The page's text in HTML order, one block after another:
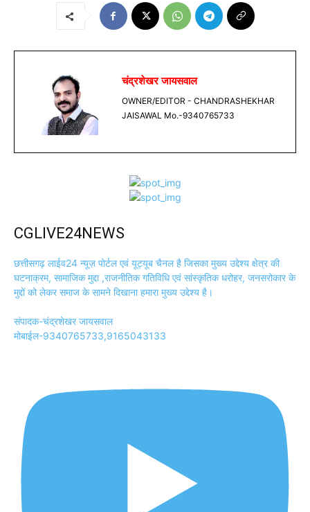
चंद्रशेखर जायसवाल
OWNER/EDITOR - CHANDRASHEKHAR
JAISAWAL Mo.-9340765733
CGLIVE24NEWS
छत्तीसगढ़ लाईव24 न्यूज़ पोर्टल एवं यूट्यूब चैनल है जिसका मुख्य उद्देश्य क्षेत्र की
घटनाक्रम, सामाजिक मुद्दा ,राजनीतिक गतिविधि एवं सांस्कृतिक धरोहर, जनसरोकार के
मुद्दों को लेकर समाज के सामने दिखाना हमारा मुख्य उद्देश्य है।
संपादक-चंद्रशेखर जायसवाल
मोबाईल-9340765733,9165043133